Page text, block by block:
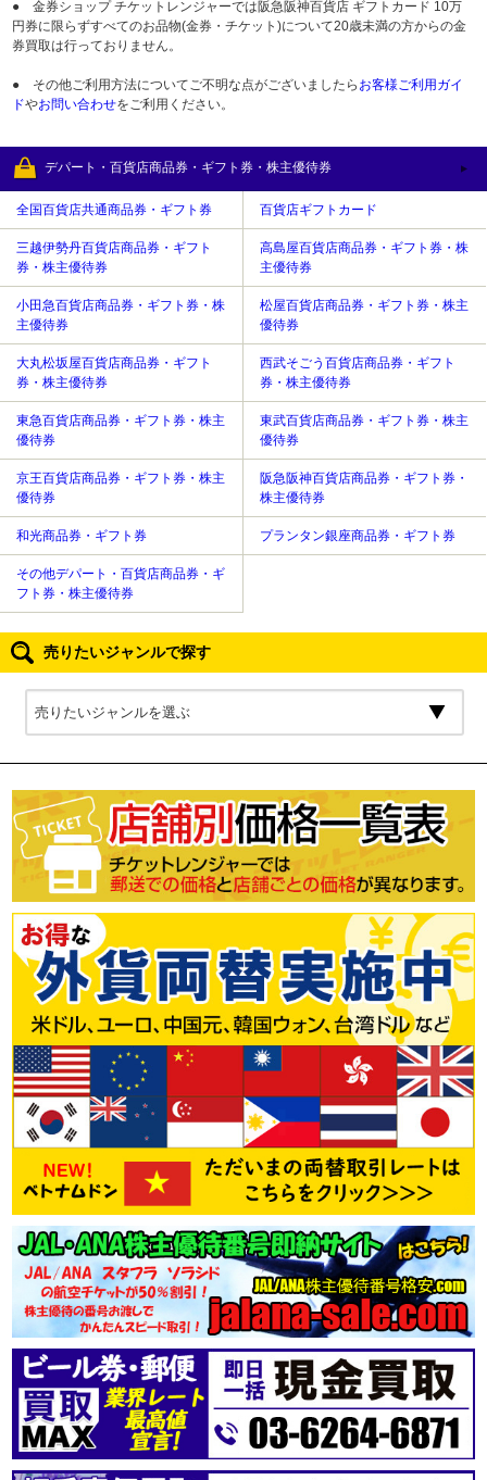
● 金券ショップ チケットレンジャーでは阪急阪神百貨店 ギフトカード 10万
円券に限らずすべてのお品物(金券・チケット)について20歳未満の方からの金
券買取は行っておりません。
● その他ご利用方法についてご不明な点がございましたら お客様ご利用ガイ
ドやお問い合わせをご利用ください。
デパート・百貨店商品券・ギフト券・株主優待券
全国百貨店共通商品券・ギフト券 百貨店ギフトカード
三越伊勢丹百貨店商品券・ギフト
券・株主優待券
高島屋百貨店商品券・ギフト券・株
主優待券
小田急百貨店商品券・ギフト券・株
主優待券
松屋百貨店商品券・ギフト券・株主
優待券
大丸松坂屋百貨店商品券・ギフト
券・株主優待券
西武そごう百貨店商品券・ギフト
券・株主優待券
東急百貨店商品券・ギフト券・株主
優待券
東武百貨店商品券・ギフト券・株主
優待券
京王百貨店商品券・ギフト券・株主
優待券
阪急阪神百貨店商品券・ギフト券・
株主優待券
和光商品券・ギフト券 プランタン銀座商品券・ギフト券
その他デパート・百貨店商品券・ギ
フト券・株主優待券
売りたいジャンルで探す